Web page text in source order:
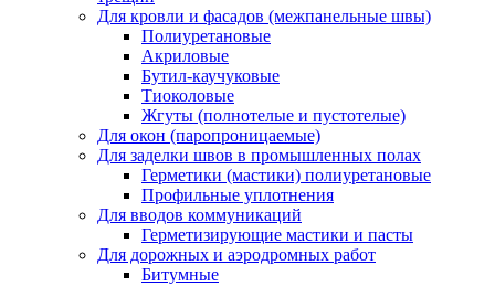
Для кровли и фасадов (межпанельные швы)
Полиуретановые
Акриловые
Бутил-каучуковые
Тиоколовые
Жгуты (полнотелые и пустотелые)
Для окон (паропроницаемые)
Для заделки швов в промышленных полах
Герметики (мастики) полиуретановые
Профильные уплотнения
Для вводов коммуникаций
Герметизирующие мастики и пасты
Для дорожных и аэродромных работ
Битумные